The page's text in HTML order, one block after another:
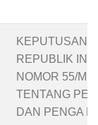
KEPUTUSAN
REPUBLIK
NOMOR 55/M
TENTANG
DAN PENGA